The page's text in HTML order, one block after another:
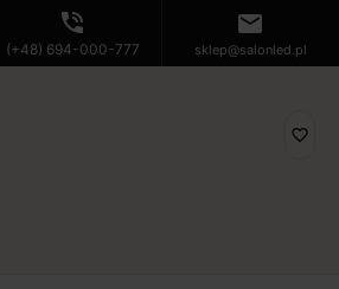
phone_in_talk
(+48) 694-000-777
mail
sklep@salonled.pl
favorite_border